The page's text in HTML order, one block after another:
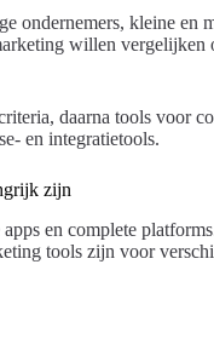
ondernemers, kleine en
willen
daarna tools voor
en integratietools.
zijn
en complete
tools zijn voor